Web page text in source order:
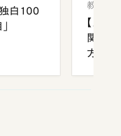
独白100
教育
【九州
関西
方